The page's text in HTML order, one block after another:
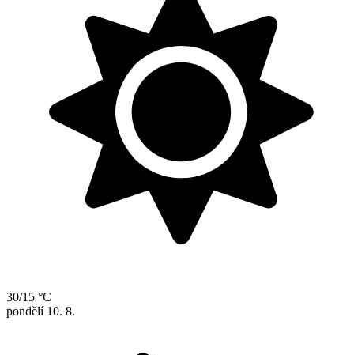
30/15 °C
pondělí 10. 8.